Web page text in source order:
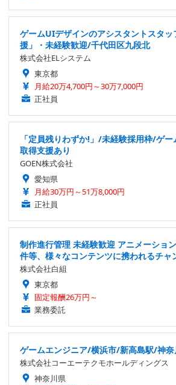
ゲームUIデザインのアシスタントスタ
援」・未経験歓迎/千代田区九段北
株式会社ELシステム
東京都
月給20万4,700円～30万7,000円
正社員
「定員残りわずか!」/未経験採用枠/ゲ
取得支援あり
GOEN株式会社
愛知県
月給30万円～51万8,000円
正社員
制作進行管理 未経験歓迎 アニメーショ
件等、様々なコンテンツに携われるチャ
株式会社白組
東京都
固定報酬26万円～
業務委託
ゲームエンジニア/横浜市/新高島駅/神奈
株式会社コーエーテクモホールディングス
神奈川県